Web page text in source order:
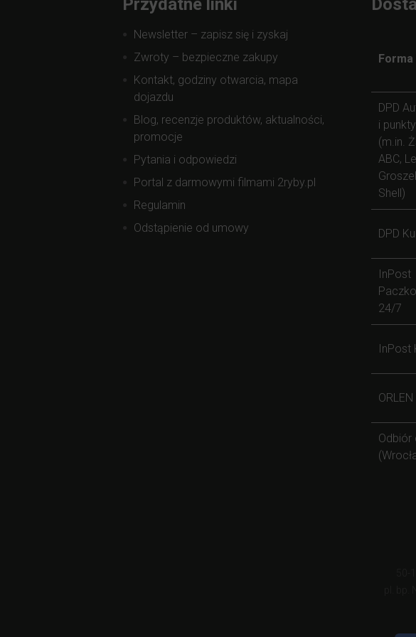
Przydatne linki
Newsletter – zapisz się i zyskaj
Zwroty – bezpieczne zakupy
Kontakt, godziny otwarcia, mapa
dojazdu
Blog, recenzje produktów, aktualności,
promocje
Pytania i odpowiedzi
Portal z darmowymi filmami 2ryby.pl
Regulamin
Odstąpienie od umowy
DPD
i punkty
(m.in.
ABC,
Shell)
DPD
InPost
24/7
InPost
Odbiór